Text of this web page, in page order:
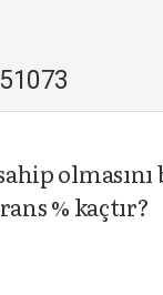
% kaçtır?